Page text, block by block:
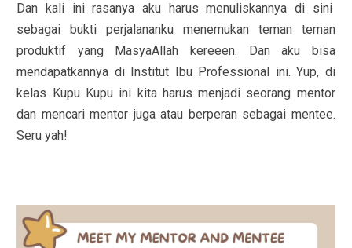
Dan kali ini rasanya aku harus menuliskannya di sini
sebagai bukti perjalananku menemukan teman teman
produktif yang MasyaAllah kereeen. Dan aku bisa
mendapatkannya di Institut Ibu Professional ini. Yup, di
kelas Kupu Kupu ini kita harus menjadi seorang mentor
dan mencari mentor juga atau berperan sebagai mentee.
Seru yah!